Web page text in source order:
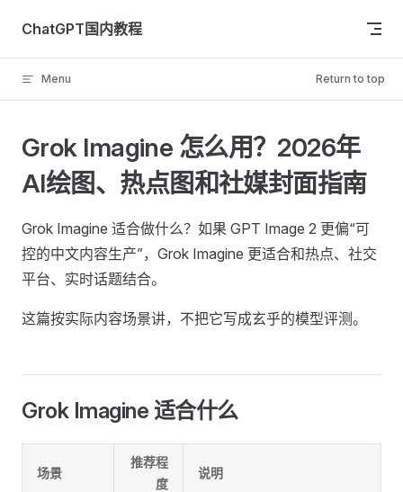
Skip to content
ChatGPT国内教程
Menu Return to top
Grok Imagine 怎么用？2026年
AI绘图、热点图和社媒封面指南
Grok Imagine 适合做什么？如果 GPT Image 2 更偏“可
控的中文内容生产”，Grok Imagine 更适合和热点、社交
平台、实时话题结合。
这篇按实际内容场景讲，不把它写成玄乎的模型评测。
Grok Imagine 适合什么
场景
推荐程
度
说明